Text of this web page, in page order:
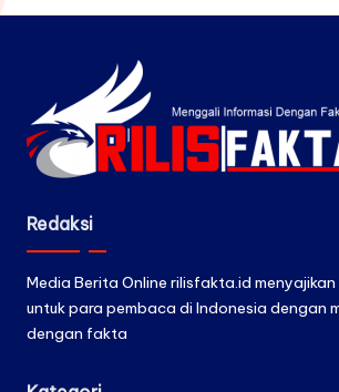
Redaksi
Media Berita Online rilisfakta.id
untuk para pembaca di Indonesia dengan
dengan fakta